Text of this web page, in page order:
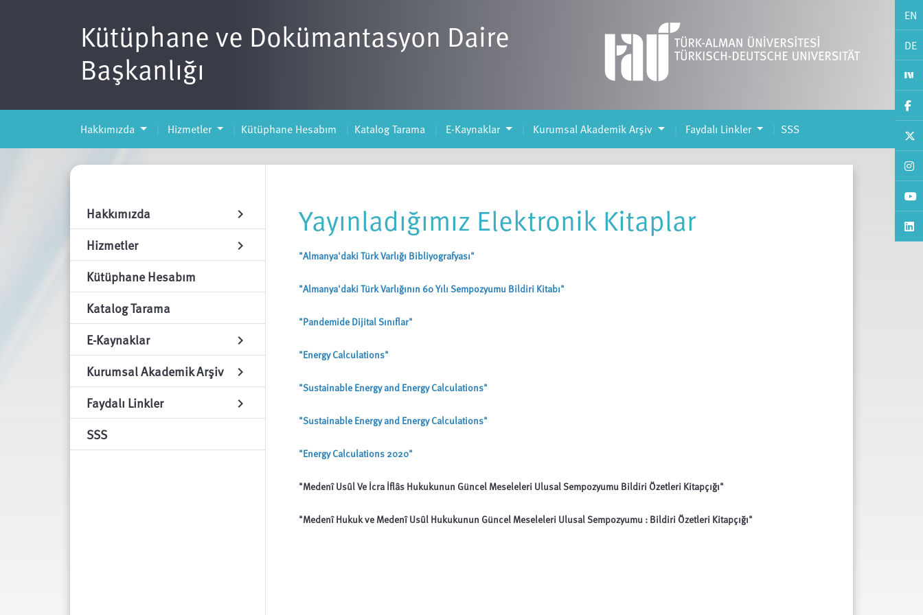
EN
DE
Kütüphane ve Dokümantasyon Daire
Başkanlığı
Hakkımızda Hizmetler Kütüphane Hesabım Katalog Tarama E-Kaynaklar Kurumsal Akademik Arşiv Faydalı Linkler SSS
Hakkımızda chevron_right
Hizmetler chevron_right
Kütüphane Hesabım
Katalog Tarama
E-Kaynaklar
chevron_right
Kurumsal Akademik Arşiv chevron_right
Faydalı Linkler chevron_right
SSS
Yayınladığımız Elektronik Kitaplar
"Almanya'daki Türk Varlığı Bibliyografyası"
"Almanya'daki Türk Varlığının 60 Yılı Sempozyumu Bildiri Kitabı"
"Pandemide Dijital Sınıflar"
"Energy Calculations"
"Sustainable Energy and Energy Calculations"
"Sustainable Energy and Energy Calculations"
"Energy Calculations 2020"
"Medenî Usûl Ve İcra İflâs Hukukunun Güncel Meseleleri Ulusal Sempozyumu Bildiri Özetleri Kitapçığı"
"Medenî Hukuk ve Medenî Usûl Hukukunun Güncel Meseleleri Ulusal Sempozyumu : Bildiri Özetleri Kitapçığı"